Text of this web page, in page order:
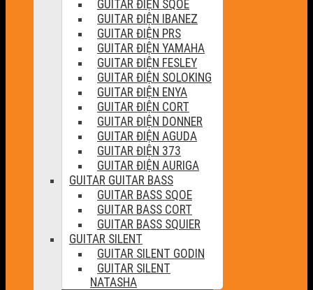
GUITAR ĐIỆN SQOE
GUITAR ĐIỆN IBANEZ
GUITAR ĐIỆN PRS
GUITAR ĐIỆN YAMAHA
GUITAR ĐIỆN FESLEY
GUITAR ĐIỆN SOLOKING
GUITAR ĐIỆN ENYA
GUITAR ĐIỆN CORT
GUITAR ĐIỆN DONNER
GUITAR ĐIỆN AGUDA
GUITAR ĐIỆN 373
GUITAR ĐIỆN AURIGA
GUITAR GUITAR BASS
GUITAR BASS SQOE
GUITAR BASS CORT
GUITAR BASS SQUIER
GUITAR SILENT
GUITAR SILENT GODIN
GUITAR SILENT
NATASHA